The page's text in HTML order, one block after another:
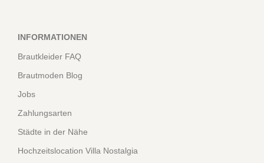
INFORMATIONEN
Brautkleider FAQ
Brautmoden Blog
Jobs
Zahlungsarten
Städte in der Nähe
Hochzeitslocation Villa Nostalgia